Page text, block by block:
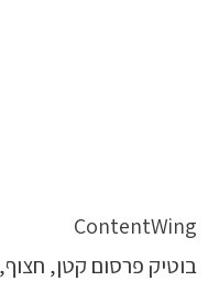
ContentWing
בוטיק פרסום קטן,